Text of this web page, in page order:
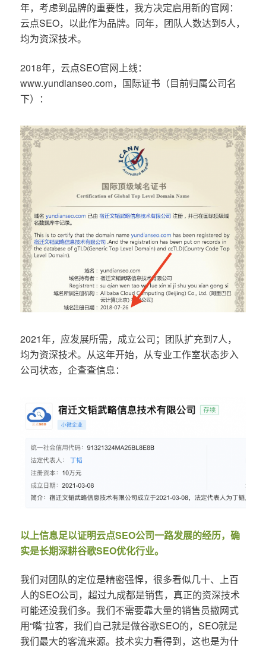
年，考虑到品牌的重要性，我方决定启用新的官网：
云点SEO，以此作为品牌。同年，团队人数达到5人，
均为资深技术。
2018年，云点SEO官网上线：
www.yundianseo.com，国际证书（目前归属公司名
下）：
2021年，应发展所需，成立公司；团队扩充到7人，
均为资深技术。从这年开始，从专业工作室状态步入
公司状态，企查查信息：
以上信息足以证明云点SEO公司一路发展的经历，确
实是长期深耕谷歌SEO优化行业。
我们对团队的定位是精密强悍，很多看似几十、上百
人的SEO公司，超过九成都是销售，真正的资深技术
可能还没我们多。我们不需要靠大量的销售员撒网式
用“嘴”拉客，我们自己就是做谷歌SEO的，SEO就是
我们最大的客流来源。技术实力看得到，这也是为什